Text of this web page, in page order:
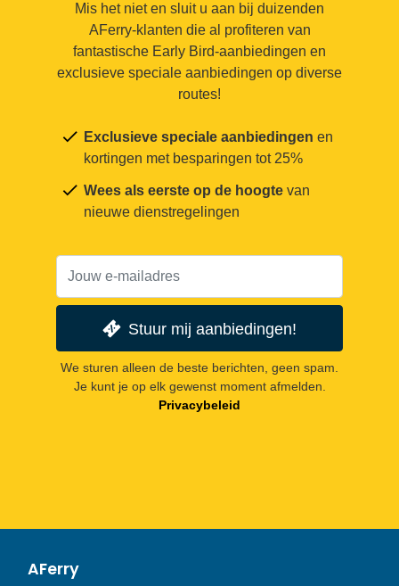
Mis het niet en sluit u aan bij duizenden
AFerry-klanten die al profiteren van
fantastische Early Bird-aanbiedingen en
exclusieve speciale aanbiedingen op diverse
routes!
Exclusieve speciale aanbiedingen en
kortingen met besparingen tot 25%
Wees als eerste op de hoogte van
nieuwe dienstregelingen
Stuur mij aanbiedingen!
We sturen alleen de beste berichten, geen spam.
Je kunt je op elk gewenst moment afmelden.
Privacybeleid
AFerry